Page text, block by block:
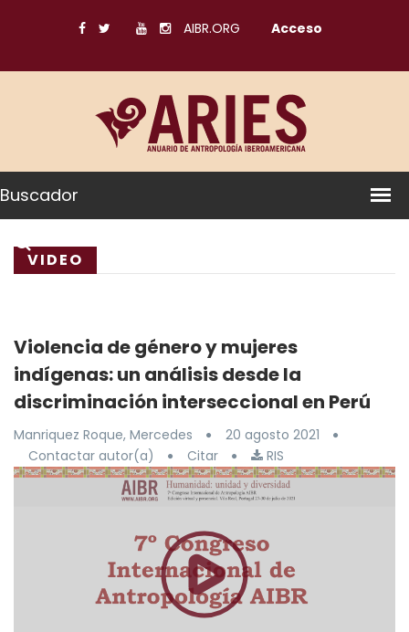
AIBR.ORG Acceso
Buscador
VIDEO
Violencia de género y mujeres
indígenas: un análisis desde la
discriminación interseccional en Perú
Manriquez Roque, Mercedes
20 agosto 2021
Contactar autor(a)
Citar RIS